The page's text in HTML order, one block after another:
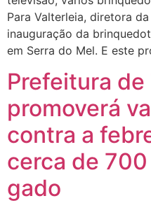
Para Valterleia, diretora
inauguração da
em Serra do Mel. E este
Prefeitura de
promoverá
contra a
cerca de
gado